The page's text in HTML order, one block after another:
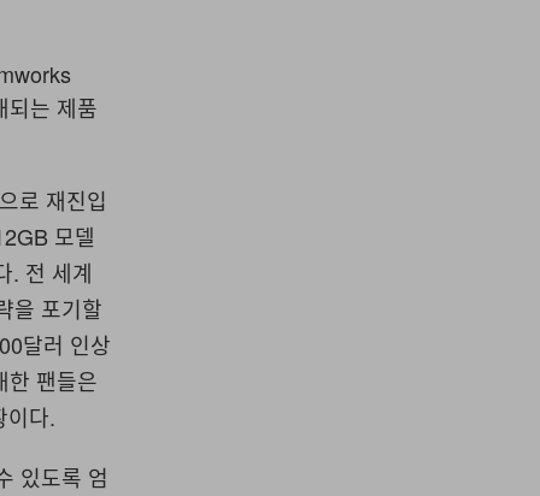
되는 제품
로 재진입
모델
. 전 세계
을 포기할
달러 인상
한 팬들은
이다.
있도록 엄